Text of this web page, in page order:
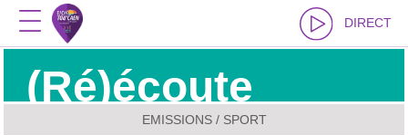
DIRECT
(Ré)écoute
EMISSIONS / SPORT